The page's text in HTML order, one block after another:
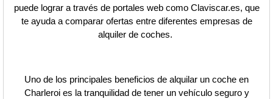
puede lograr a través de portales web como Claviscar.es, que
te ayuda a comparar ofertas entre diferentes empresas de
alquiler de coches.
Uno de los principales beneficios de alquilar un coche en
Charleroi es la tranquilidad de tener un vehículo seguro y